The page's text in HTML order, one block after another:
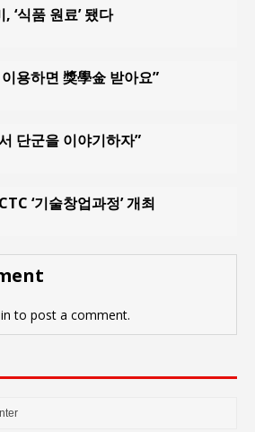
‘식품 원료’ 됐다
용하면 獎學金 받아요”
단군을 이야기하자”
‘기술창업과정’ 개최
to post a comment.